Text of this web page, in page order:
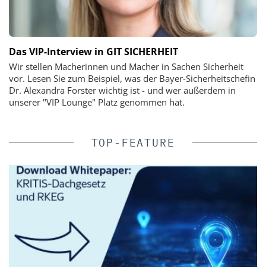
Das VIP-Interview in GIT SICHERHEIT
Wir stellen Macherinnen und Macher in Sachen Sicherheit
vor. Lesen Sie zum Beispiel, was der Bayer-Sicherheitschefin
Dr. Alexandra Forster wichtig ist - und wer außerdem in
unserer "VIP Lounge" Platz genommen hat.
TOP-FEATURE